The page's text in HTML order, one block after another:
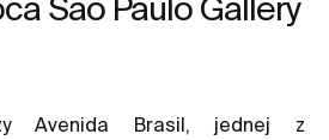
Avenida Brasil, jednej z